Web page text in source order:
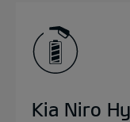
Kia Niro